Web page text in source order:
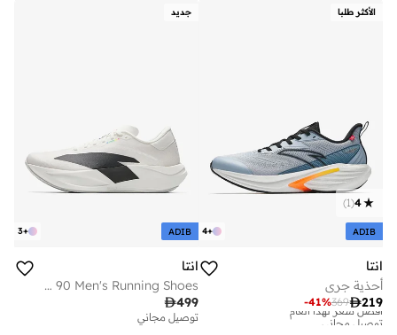
الأكثر طلبا
+
4
4
(
1
)
ADIB
انتا
أحذية جري
219
369
-41%
أفضل سعر لهذا العام
توصيل مجاني
جديد
+
3 ADIB
انتا
Zone 2 90 Men's Running Shoes
499
توصيل مجاني